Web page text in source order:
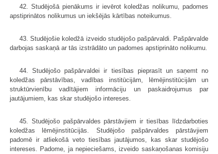
42. Studējošā pienākums ir ievērot koledžas nolikumu, padomes
apstip­rinātos nolikumus un iekšējās kārtības noteikumus.
43. Studējošie koledžā izveido studējošo pašpārvaldi. Pašpārvalde
darbojas saskaņā ar tās izstrādāto un padomes apstiprināto nolikumu.
44. Studējošo pašpārvaldei ir tiesības pieprasīt un saņemt no
koledžas pārstāvības, vadības institūcijām, lēmējinstitūcijām un
struktūrvienību vadītājiem informāciju un paskaidrojumus par
jautājumiem, kas skar studējošo intereses.
45. Studējošo pašpārvaldes pārstāvjiem ir tiesības līdzdarboties
koledžas lēmējinstitūcijās. Studējošo pašpārvaldes pārstāvjiem
padomē ir atliekošā veto tiesības jautājumos, kas skar studējošo
intereses. Padome, ja nepieciešams, izveido saskaņošanas komisiju